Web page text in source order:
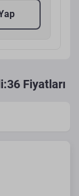
Fiyatları